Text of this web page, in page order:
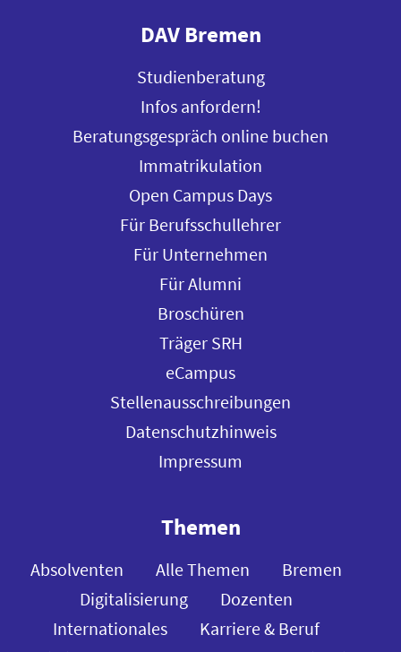
DAV Bremen
Studienberatung
Infos anfordern!
Beratungsgespräch online buchen
Immatrikulation
Open Campus Days
Für Berufsschullehrer
Für Unternehmen
Für Alumni
Broschüren
Träger SRH
eCampus
Stellenausschreibungen
Datenschutzhinweis
Impressum
Themen
Absolventen Alle Themen
Bremen
Digitalisierung
Dozenten
Internationales
Karriere & Beruf